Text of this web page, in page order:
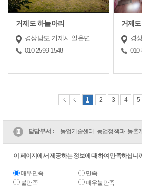
거제도 하늘아리
경상남도 거제시 일운면 와현로 36
010-2599-1548
거제
1 2 3 4 5
담당부서 : 농업기술센터 농업정책과 농촌
이 페이지에서 제공하는 정보에 대하여 만족하십니
매우만족 만족
불만족
매우불만족